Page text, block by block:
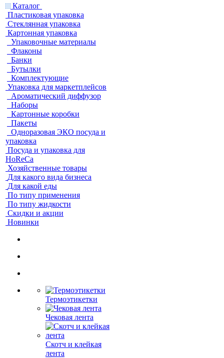
Каталог
Пластиковая упаковка
Стеклянная упаковка
Картонная упаковка
Упаковочные материалы
Флаконы
Банки
Бутылки
Комплектующие
Упаковка для маркетплейсов
Ароматический диффузор
Наборы
Картонные коробки
Пакеты
Одноразовая ЭКО посуда и
упаковка
Посуда и упаковка для
HoReCa
Хозяйственные товары
Для какого вида бизнеса
Для какой еды
По типу применения
По типу жидкости
Скидки и акции
Новинки
Термоэтикетки
Чековая лента
Скотч и клейкая
лента